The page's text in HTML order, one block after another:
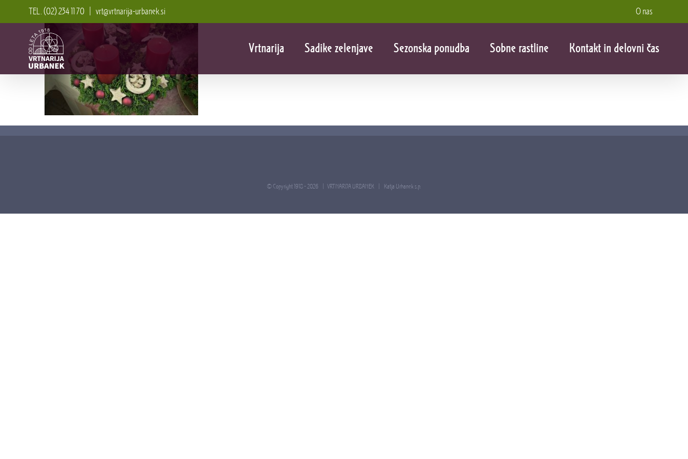
TEL. (02) 234 11 70 vrt@vrtnarija-urbanek.si O nas
Vrtnarija Sadike zelenjave Sezonska ponudba Sobne rastline Kontakt in delovni čas
© Copyright 1918 - 2026 | VRTNARIJA URBANEK | Katja Urbanek s.p.